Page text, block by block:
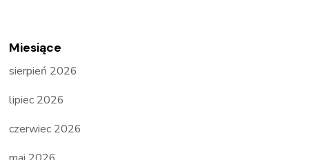
Miesiące
sierpień 2026
lipiec 2026
czerwiec 2026